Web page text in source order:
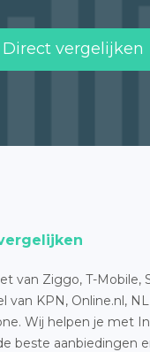
Direct vergelijken
van Ziggo, T-Mobile,
van KPN, Online.nl,
Wij helpen je met
beste aanbiedingen